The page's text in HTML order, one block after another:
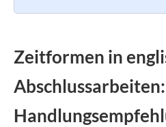
Zeitformen in
Abschlussarbeiten: